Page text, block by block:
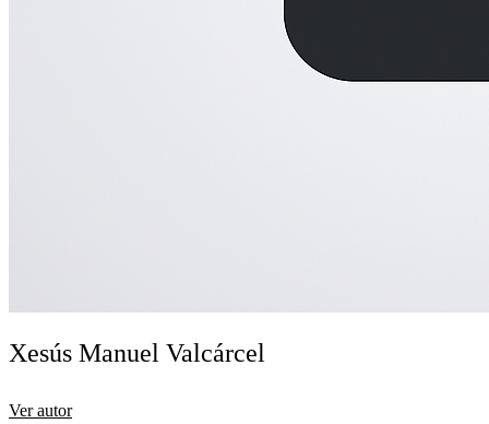
Xesús Manuel Valcárcel
Ver autor